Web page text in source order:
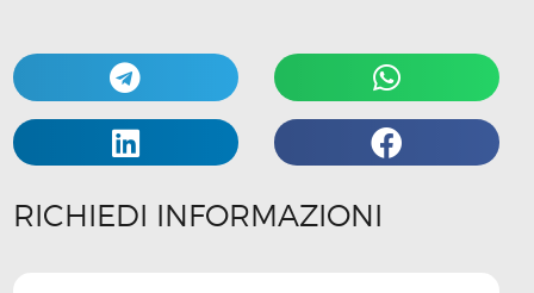
RICHIEDI INFORMAZIONI